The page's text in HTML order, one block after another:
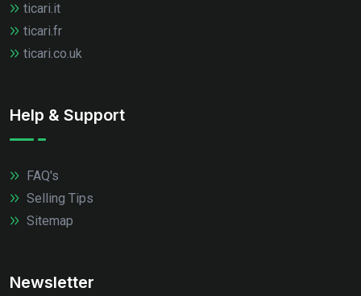
ticari.it
ticari.fr
ticari.co.uk
Help & Support
FAQ's
Selling Tips
Sitemap
Newsletter